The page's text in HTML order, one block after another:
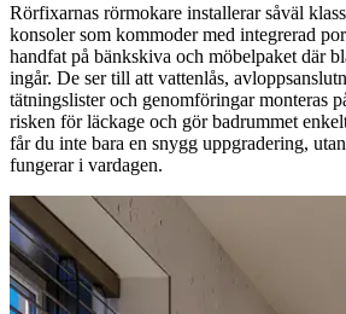
Rörfixarnas rörmokare installerar såväl
konsoler som kommoder med integrerad
handfat på bänkskiva och möbelpaket där
ingår. De ser till att vattenlås,
tätningslister och genomföringar monteras
risken för läckage och gör badrummet
får du inte bara en snygg uppgradering,
fungerar i vardagen.